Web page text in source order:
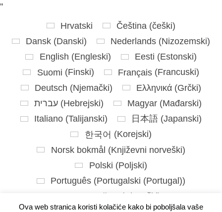
Ova web stranica koristi kolačiće kako bi poboljšala vaše
''
Hrvatski
Čeština (češki)
Dansk (Danski) Nederlands (Nizozemski)
English (Engleski) Eesti (Estonski)
Suomi (Finski) Français(Francuski)
Deutsch (Njemački) Ελληνικά (Grčki)
עברית (Hebrejski) Magyar (Mađarski)
Italiano (Talijanski) 日本語 (Japanski)
한국어 (Korejski)
Norsk bokmål (Književni norveški)
Polski (Poljski)
Português (Portugalski (Portugal))
Slovenčina
( Slovački)